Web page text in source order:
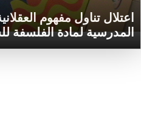
اعتلال تناول مفهوم
المدرسية لمادة الفلسفة